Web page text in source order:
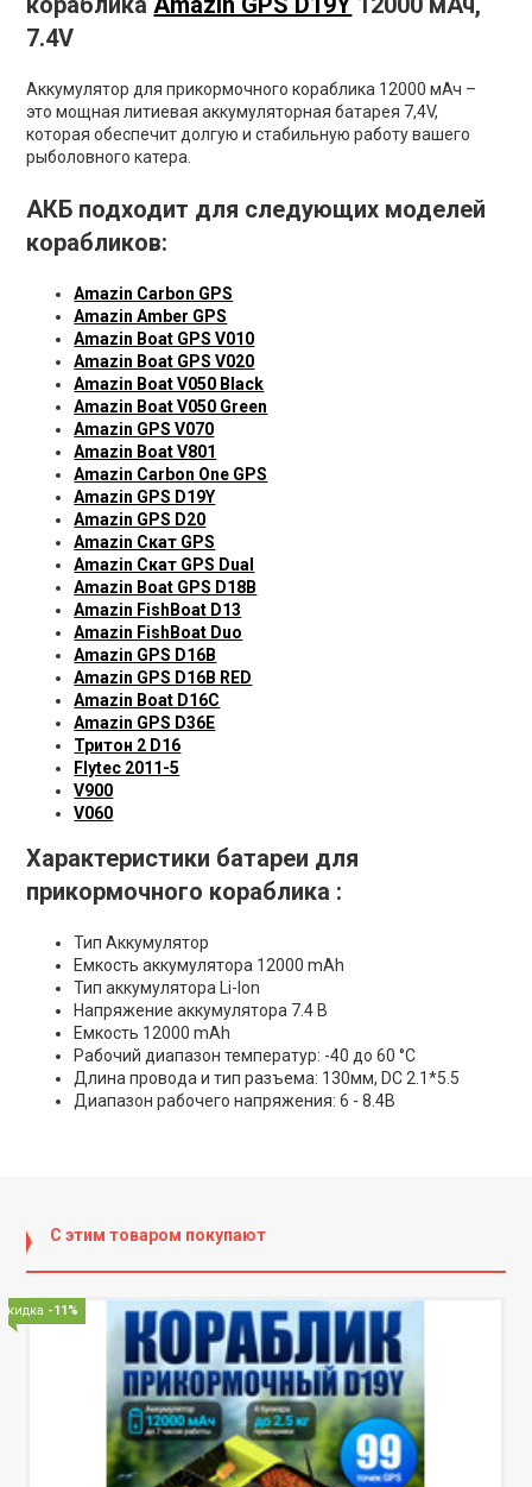
7.4V
Аккумулятор для прикормочного кораблика 12000 мАч –
это мощная литиевая аккумуляторная батарея 7,4V,
которая обеспечит долгую и стабильную работу вашего
рыболовного катера.
АКБ подходит для следующих моделей
корабликов:
Amazin Carbon GPS
Amazin Amber GPS
Amazin Boat GPS V010
Amazin Boat GPS V020
Amazin Boat V050 Black
Amazin Boat V050 Green
Amazin GPS V070
Amazin Boat V801
Amazin Carbon One GPS
Amazin GPS D19Y
Amazin GPS D20
Amazin Скат GPS
Amazin Скат GPS Dual
Amazin Boat GPS D18B
Amazin FishBoat D13
Amazin FishBoat Duo
Amazin GPS D16B
Amazin GPS D16B RED
Amazin Boat D16C
Amazin GPS D36E
Тритон 2 D16
Flytec 2011-5
V900
V060
Характеристики батареи для
прикормочного кораблика :
Тип Аккумулятор
Емкость аккумулятора 12000 mAh
Тип аккумулятора Li-Ion
Напряжение аккумулятора 7.4 В
Емкость 12000 mAh
Рабочий диапазон температур: -40 до 60 °C
Длина провода и тип разъема: 130мм, DC 2.1*5.5
Диапазон рабочего напряжения: 6 - 8.4В
С этим товаром покупают
Скидка -11%